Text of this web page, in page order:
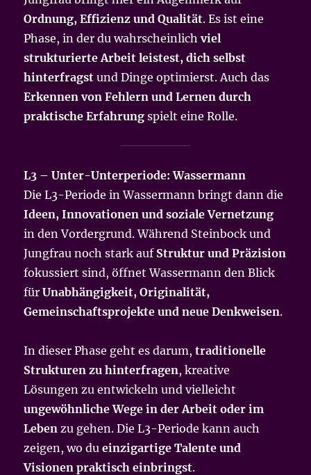
Ordnung, Effizienz und Qualität. Es ist eine
Phase, in der du wahrscheinlichviel
strukturierte Arbeit leistest, dich selbst
hinterfragst und Dinge optimierst. Auch das
Erkennen von Fehlern und Lernen durch
praktische Erfahrung spielt eine Rolle.
L3 – Unter-Unterperiode: Wassermann
Die L3-Periode in Wassermann bringt dann die
Ideen, Innovationen und soziale Vernetzung
in den Vordergrund. Während Steinbock und
Jungfrau noch stark auf Struktur und Präzision
fokussiert sind, öffnet Wassermann den Blick
fürUnabhängigkeit, Originalität,
Gemeinschaftsprojekte und neue Denkweisen.
In dieser Phase geht es darum,traditionelle
Strukturen zu hinterfragen, kreative
Lösungen zu entwickeln und vielleicht
ungewöhnliche Wege in der Arbeit oder im
Leben zu gehen. Die L3-Periode kann auch
zeigen, wo dueinzigartige Talente und
Visionen praktisch einbringst.